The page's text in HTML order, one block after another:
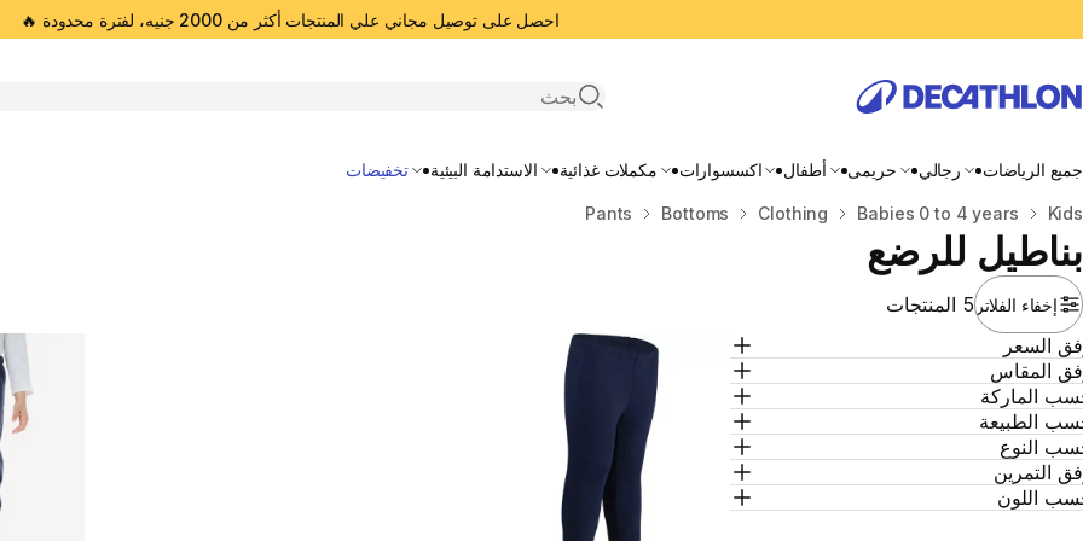
احصل على توصيل مجاني علي المنتجات أكثر من 2000 جنيه، لفترة محدودة 🔥
Open search
جميع الرياضات رجالي حريمى أطفال اكسسوارات مكملات غذائية الاستدامة البيئية تخفيضات
المنزل
Kids
Babies 0 to 4 years
Clothing
Bottoms
Pants
بناطيل للرضع
إخفاء الفلاتر5 المنتجات
السعر
المقاس
الماركة
الطبيعة
النوع
التمرين
اللون